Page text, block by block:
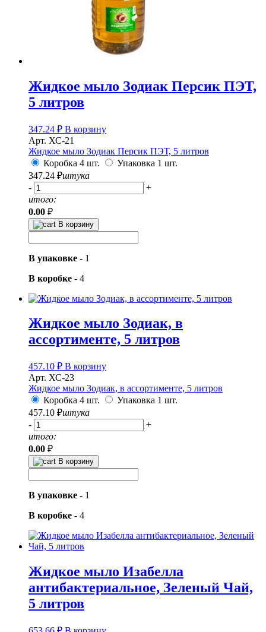
Жидкое мыло Зодиак Персик ПЭТ,
5 литров
347.24 ₽ В корзину
Арт. ХС-21
Жидкое мыло Зодиак Персик ПЭТ, 5 литров
Коробка 4 шт.
Упаковка 1 шт.
347.24 ₽штука
-
+
итого:
0.00 ₽
В корзину
В упаковке - 1
В коробке - 4
Жидкое мыло Зодиак, в
ассортименте, 5 литров
457.10 ₽ В корзину
Арт. ХС-23
Жидкое мыло Зодиак, в ассортименте, 5 литров
Коробка 4 шт.
Упаковка 1 шт.
457.10 ₽штука
-
+
итого:
0.00 ₽
В корзину
В упаковке - 1
В коробке - 4
Жидкое мыло Изабелла
антибактериальное, Зеленый Чай,
5 литров